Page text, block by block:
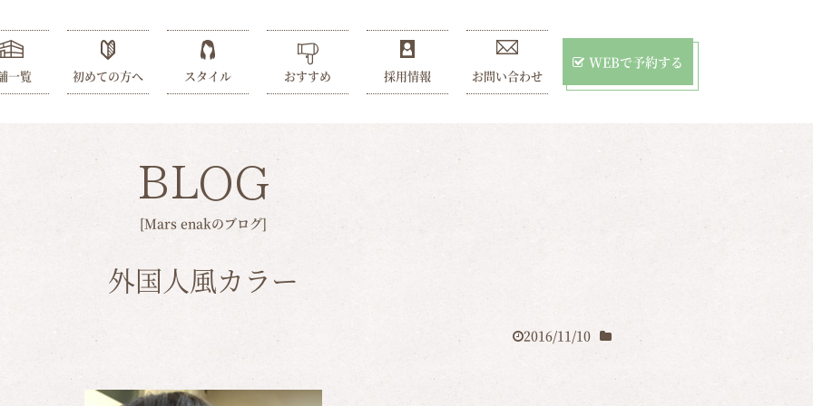
一覧 初めての方へ スタイル おすすめ 採用情報 お問い合わせ
WEBで予約する
BLOG
[Mars enakのブログ]
外国人風カラー
2016/11/10